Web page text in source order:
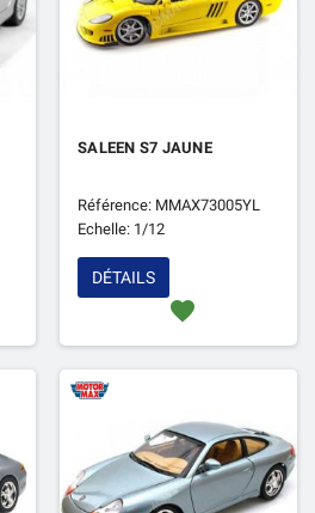
SALEEN S7 JAUNE
Référence: MMAX73005YL
Echelle: 1/12
favorite
DÉTAILS